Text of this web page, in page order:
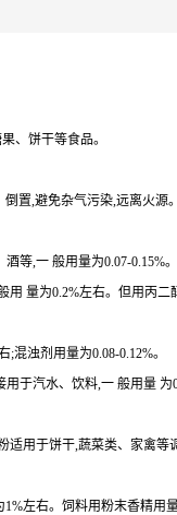
、饼干等食品。
置,避免杂气污染,远离火源。
等,一 般用量为0.07-0.15%。
量为0.2%左右。但用丙
混浊剂用量为0.08-0.12%。
于汽水、饮料,一 般用量 为
适用于饼干,蔬菜类、家禽
左右。饲料用粉末香精用